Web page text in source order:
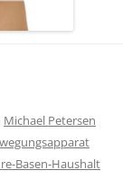
Michael Petersen
Basen-Haushalt